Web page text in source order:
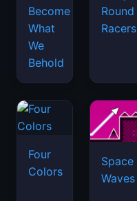
Become
What
We
Behold
Round
Racers
Four
Colors
Space
Waves